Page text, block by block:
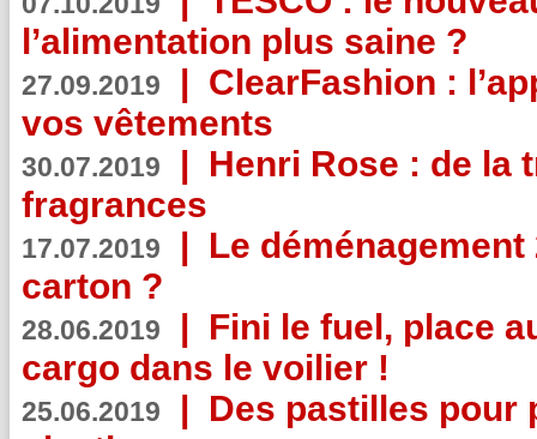
l’alimentation plus saine ?
27.09.2019 | ClearFashion :
vos vêtements
30.07.2019 | Henri Rose : de la
fragrances
17.07.2019 | Le
carton ?
28.06.2019 | Fini le fuel, place
cargo dans le voilier !
25.06.2019 | Des pastilles pour